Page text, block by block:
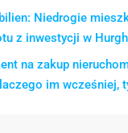
Niedrogie
z inwestycji w
na zakup
im wcześniej,